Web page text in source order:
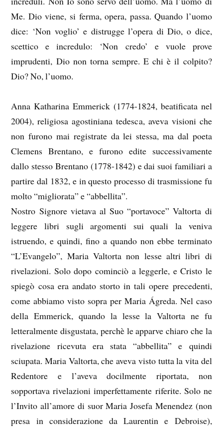
Me. Dio viene, si ferma, opera, passa. Quando l’uomo
dice: ‘Non voglio’ e distrugge l’opera di Dio, o dice,
scettico e incredulo: ‘Non credo’ e vuole prove
imprudenti, Dio non torna sempre. E chi è il colpito?
Dio? No, l’uomo.
Anna Katharina Emmerick (1774-1824, beatificata nel
2004), religiosa agostiniana tedesca, aveva visioni che
non furono mai registrate da lei stessa, ma dal poeta
Clemens Brentano, e furono edite successivamente
dallo stesso Brentano (1778-1842) e dai suoi familiari a
partire dal 1832, e in questo processo di trasmissione fu
molto “migliorata” e “abbellita”.
Nostro Signore vietava al Suo “portavoce” Valtorta di
leggere libri sugli argomenti sui quali la veniva
istruendo, e quindi, fino a quando non ebbe terminato
“L’Evangelo”, Maria Valtorta non lesse altri libri di
rivelazioni. Solo dopo cominciò a leggerle, e Cristo le
spiegò cosa era andato storto in tali opere precedenti,
come abbiamo visto sopra per Maria Ágreda. Nel caso
della Emmerick, quando la lesse la Valtorta ne fu
letteralmente disgustata, perchè le apparve chiaro che la
rivelazione ricevuta era stata “abbellita” e quindi
sciupata. Maria Valtorta, che aveva visto tutta la vita del
Redentore e l’aveva docilmente riportata, non
sopportava rivelazioni imperfettamente riferite. Solo ne
l’Invito all’amore di suor Maria Josefa Menendez (non
presa in considerazione da Laurentin e Debroise),